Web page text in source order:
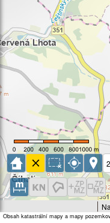
Obsah katastrální mapy a mapy